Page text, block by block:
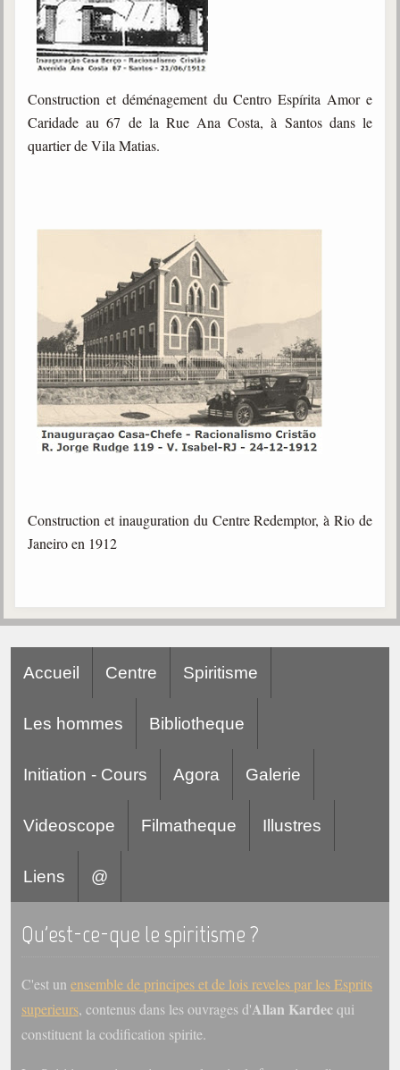
Construction et déménagement du Centro Espírita Amor e
Caridade au 67 de la Rue Ana Costa, à Santos dans le
quartier de Vila Matias.
Construction et inauguration du Centre Redemptor, à Rio de
Janeiro en 1912
Accueil Centre Spiritisme
Les hommes Bibliotheque
Initiation - Cours Agora Galerie
Videoscope Filmatheque Illustres
Liens @
Qu'est-ce-que le spiritisme ?
C'est un ensemble de principes et de lois reveles par les Esprits
superieurs, contenus dans les ouvrages d'Allan Kardecqui
constituent la codification spirite.